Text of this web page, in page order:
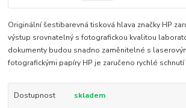
Originální šestibarevná tisková hlava značky HP
výstup srovnatelný s fotografickou kvalitou
dokumenty budou snadno zaměnitelné s
fotografickými papíry HP je zaručeno rychlé schnutí
Dostupnost skladem